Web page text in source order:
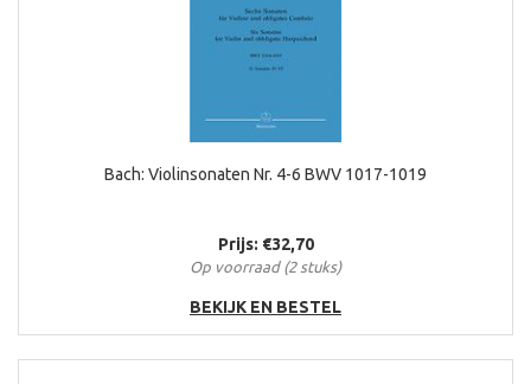
Bach: Violinsonaten Nr. 4-6 BWV 1017-1019
Prijs: €32,70
Op voorraad (2 stuks)
BEKIJK EN BESTEL